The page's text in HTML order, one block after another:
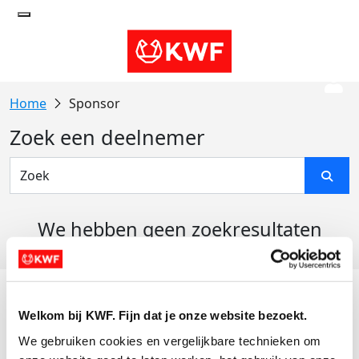
Welkom bij KWF. Fijn dat je onze website bezoekt.
We gebruiken cookies en vergelijkbare technieken om
Sponsor
Zoek een deelnemer
We hebben geen zoekresultaten
Actiematerialen
Evenementen